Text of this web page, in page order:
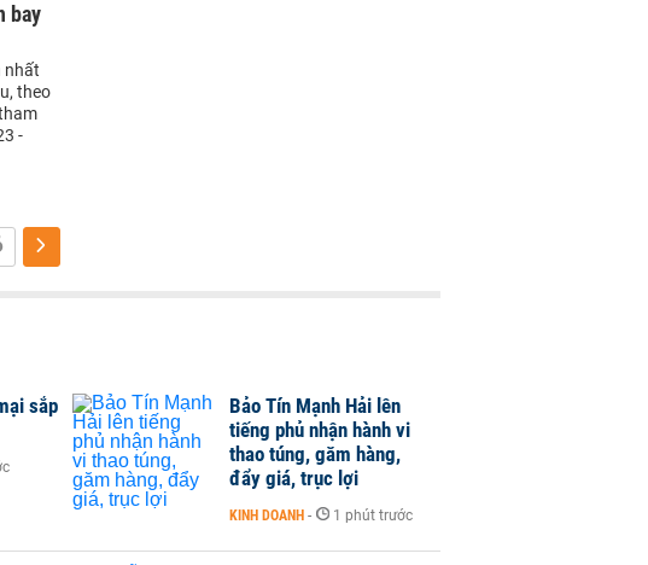
bay
nhất
theo
-
sắp
Bảo Tín Mạnh Hải lên
tiếng phủ nhận hành vi
thao túng, găm hàng,
đẩy giá, trục lợi
KINH DOANH - 1 phút trước